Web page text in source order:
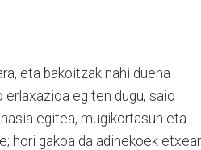
eta bakoitzak nahi duena
erlaxazioa egiten dugu, saio
egitea, mugikortasun eta
hori gakoa da adinekoek